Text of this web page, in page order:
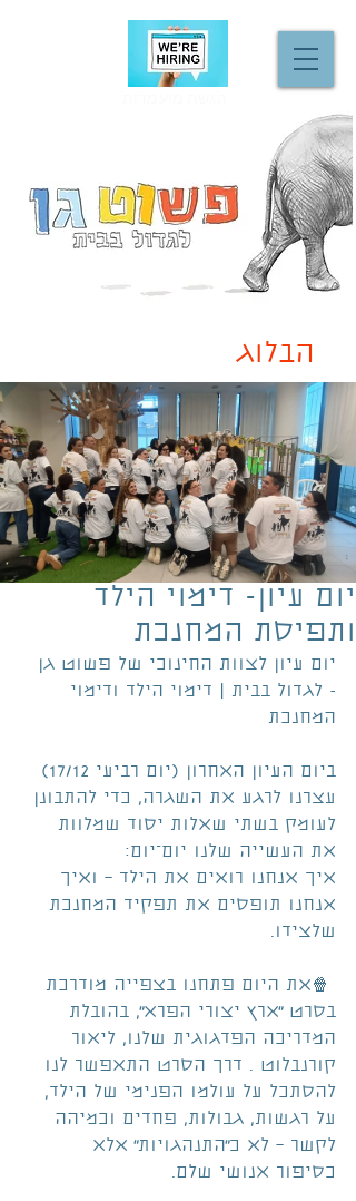
הבלוג
יום עיון- דימוי הילד
ותפיסת המחנכת
יום עיון לצוות החינוכי של פשוט גן
- לגדול בבית | דימוי הילד ודימוי
המחנכת
ביום העיון האחרון (יום רביעי 17/12)
עצרנו לרגע את השגרה, כדי להתבונן
לעומק בשתי שאלות יסוד שמלוות
את העשייה שלנו יום־יום:
איך אנחנו רואים את הילד – ואיך
אנחנו תופסים את תפקיד המחנכת
שלצידו.
🍿את היום פתחנו בצפייה מודרכת
בסרט ״ארץ יצורי הפרא״, בהובלת
המדריכה הפדגוגית שלנו, ליאור
קורנבלוט . דרך הסרט התאפשר לנו
להסתכל על עולמו הפנימי של הילד,
על רגשות, גבולות, פחדים וכמיהה
לקשר – לא כ״התנהגויות״ אלא
כסיפור אנושי שלם.